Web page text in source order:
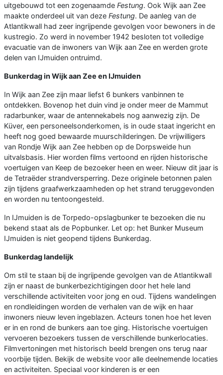
uitgebouwd tot een zogenaamde Festung. Ook Wijk aan Zee
maakte onderdeel uit van deze Festung. De aanleg van de
Atlantikwall had zeer ingrijpende gevolgen voor bewoners in de
kustregio. Zo werd in november 1942 besloten tot volledige
evacuatie van de inwoners van Wijk aan Zee en werden grote
delen van IJmuiden ontruimd.
Bunkerdag in Wijk aan Zee en IJmuiden
In Wijk aan Zee zijn maar liefst 6 bunkers vanbinnen te
ontdekken. Bovenop het duin vind je onder meer de Mammut
radarbunker, waar de antennekabels nog aanwezig zijn. De
Küver, een personeelsonderkomen, is in oude staat ingericht en
heeft nog goed bewaarde muurschilderingen. De vrijwilligers
van Rondje Wijk aan Zee hebben op de Dorpsweide hun
uitvalsbasis. Hier worden films vertoond en rijden historische
voertuigen van Keep de bezoeker heen en weer. Nieuw dit jaar is
de Tetraëder strandversperring. Deze originele betonnen palen
zijn tijdens graafwerkzaamheden op het strand teruggevonden
en worden nu tentoongesteld.
In IJmuiden is de Torpedo-opslagbunker te bezoeken die nu
bekend staat als de Popbunker. Let op: het Bunker Museum
IJmuiden is niet geopend tijdens Bunkerdag.
Bunkerdag landelijk
Om stil te staan bij de ingrijpende gevolgen van de Atlantikwall
zijn er naast de bunkerbezichtigingen door het hele land
verschillende activiteiten voor jong en oud. Tijdens wandelingen
en rondleidingen worden de verhalen van de wijk en haar
inwoners nieuw leven ingeblazen. Acteurs tonen hoe het leven
er in en rond de bunkers aan toe ging. Historische voertuigen
vervoeren bezoekers tussen de verschillende bunkerlocaties.
Filmvertoningen met historisch beeld brengen ons terug naar
voorbije tijden. Bekijk de website voor alle deelnemende locaties
en activiteiten. Speciaal voor kinderen is er een